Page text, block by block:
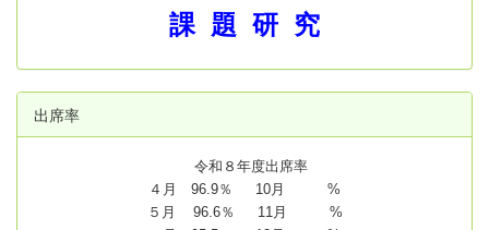
課 題 研 究
出席率
令和８年度出席率
４月 96.9％ 10月 %
５月 96.6％ 11月 %